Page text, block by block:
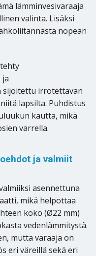
lämminvesivaraaja
valinta. Lisäksi
nopean
ja
sijoitettu irrotettavan
lapsilta. Puhdistus
kautta, mikä
varrella.
ja valmiit
asennettuna
mikä helpottaa
koko (Ø22 mm)
vedenlämmitystä.
mutta varaaja on
eri väreillä sekä eri